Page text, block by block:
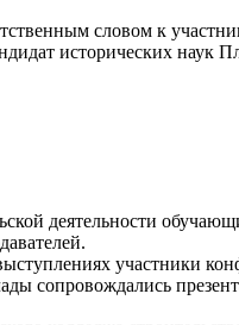
словом к
исторических наук
деятельности
участники
сопровождались